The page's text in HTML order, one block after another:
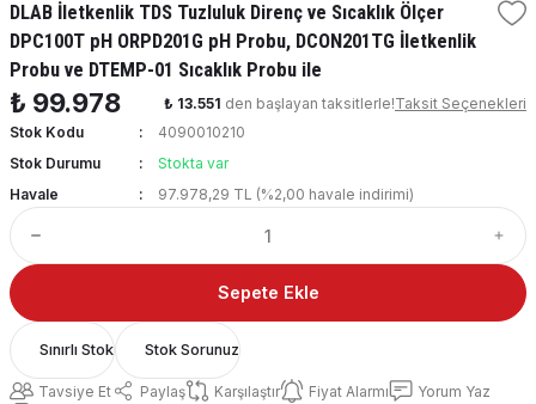
DLAB İletkenlik TDS Tuzluluk Direnç ve Sıcaklık Ölçer
DPC100T pH ORPD201G pH Probu, DCON201TG İletkenlik
Probu ve DTEMP-01 Sıcaklık Probu ile
₺ 99.978 ₺ 13.551 den başlayan taksitlerle!Taksit Seçenekleri
Stok Kodu
4090010210
Stok Durumu
Stokta var
Havale
97.978,29 TL (%2,00 havale indirimi)
Sepete Ekle
Sınırlı Stok Stok Sorunuz
Tavsiye Et Paylaş Karşılaştır Fiyat Alarmı
Yorum Yaz